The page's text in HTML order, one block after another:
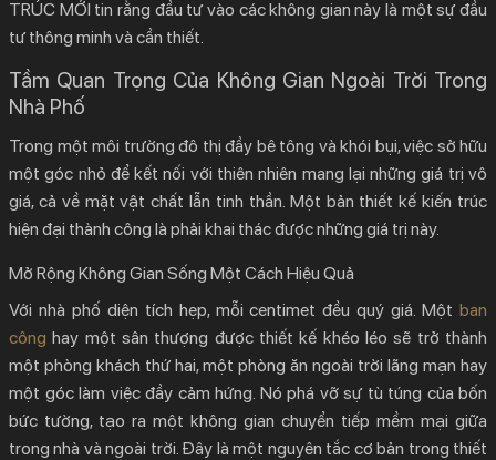
Lựa Chọn Mái Che Phù Hợp với Phong Cách
3. CÔNG TY TNHH TƯ VẤN THIẾT KẾ – XÂY DỰNG
KIẾN TRÚC MỚI: Tối Ưu Hóa Mọi Không Gian
4. Vượt Qua Giới Hạn, Kiến Tạo An Nhiên
TRÚC MỚI tin rằng đầu tư vào các không gian này là một sự đầu
tư thông minh và cần thiết.
Tầm Quan Trọng Của Không Gian Ngoài Trời Trong
Nhà Phố
Trong một môi trường đô thị đầy bê tông và khói bụi, việc sở hữu
một góc nhỏ để kết nối với thiên nhiên mang lại những giá trị vô
giá, cả về mặt vật chất lẫn tinh thần. Một bản thiết kế kiến trúc
hiện đại thành công là phải khai thác được những giá trị này.
Mở Rộng Không Gian Sống Một Cách Hiệu Quả
Với nhà phố diện tích hẹp, mỗi centimet đều quý giá. Một ban
công hay một sân thượng được thiết kế khéo léo sẽ trở thành
một phòng khách thứ hai, một phòng ăn ngoài trời lãng mạn hay
một góc làm việc đầy cảm hứng. Nó phá vỡ sự tù túng của bốn
bức tường, tạo ra một không gian chuyển tiếp mềm mại giữa
trong nhà và ngoài trời. Đây là một nguyên tắc cơ bản trong thiết